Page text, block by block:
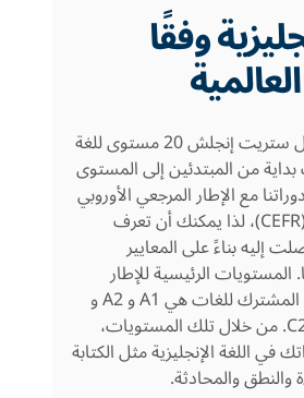
وفقًا
تقدم مؤسسة وول ستريت إنجلش 20 مستوى للغة
بداية من المبتدئين إلى المستوى
مع الإطار المرجعي الأوروبي
المشترك للغات (CEFR)، لذا يمكنك أن تعرف
إليه بناءً على المعايير
المستويات الرئيسية للإطار
المرجعي الأوروبي المشترك للغات هي A1 و A2 و
B1 و B2 و C1 و C2. من خلال تلك المستويات،
في اللغة الإنجليزية مثل الكتابة
والنطق والمحادثة.